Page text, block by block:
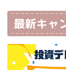
最新キャ